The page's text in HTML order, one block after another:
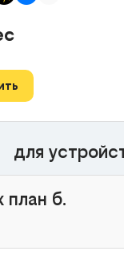
для
план б.